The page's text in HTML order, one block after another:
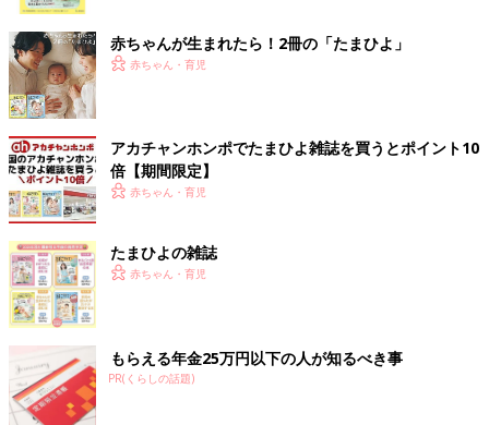
そして、これはお股だけでなく、産後の身体の不調すべてに対し
て言えることです（体型戻しにも有効ですよ！）。
そのためにも、周囲による産後のサポートは必須です。家族内で
の役割分担、産後ケアサービスや家事代行等の利用、あらゆるも
のを最大限に利用しながら、出産前から準備を整えていけるのが
理想です。産後に無理をしてしまうと、更年期障害が悪化しやす
くなるともいわれています。
自分のため、家族のため、かわいい我が子のためにも、ご自身の
身体を最優先して労わってお過ごしくださいね」（岸本志織さ
ん）
産後１ヶ月は安静にとよく言われますが、その時の無理が更年期
（取材／文・橋本真理子）
岸本志織さん
赤ちゃんが生まれたら！2冊の「たまひよ」
赤ちゃん・育児
アカチャンホンポでたまひよ雑誌を買うとポイント10
倍【期間限定】
赤ちゃん・育児
たまひよの雑誌
赤ちゃん・育児
もらえる年金25万円以下の人が知るべき事
PR(くらしの話題)